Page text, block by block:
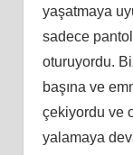
yaşatmaya
sadece
oturuyordu.
başına ve
çekiyordu ve
yalamaya